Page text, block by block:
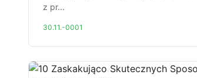
z pr...
30.11.-0001